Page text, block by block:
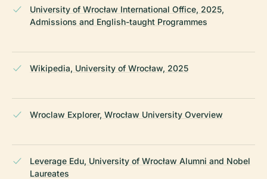
University of Wrocław International Office, 2025,
Admissions and English-taught Programmes
Wikipedia, University of Wrocław, 2025
Wroclaw Explorer, Wrocław University Overview
Leverage Edu, University of Wrocław Alumni and Nobel
Laureates